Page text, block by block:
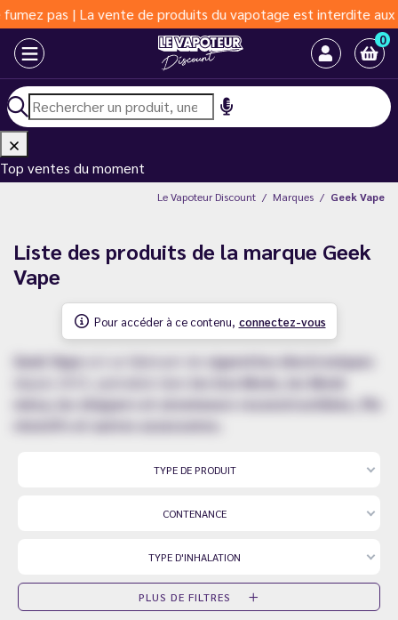
de produits du vapotage est interdite aux moins de 18 ans |
0
Top ventes du moment
Le Vapoteur Discount Marques Geek Vape
Liste des produits de la marque Geek
Vape
Pour accéder à ce contenu, connectez-vous
Geek Vape
cigarettes électroniques
méca, les drippers et atomiseurs reconstructibles, fils
TYPE DE PRODUIT
CONTENANCE
TYPE D'INHALATION
PLUS DE FILTRES